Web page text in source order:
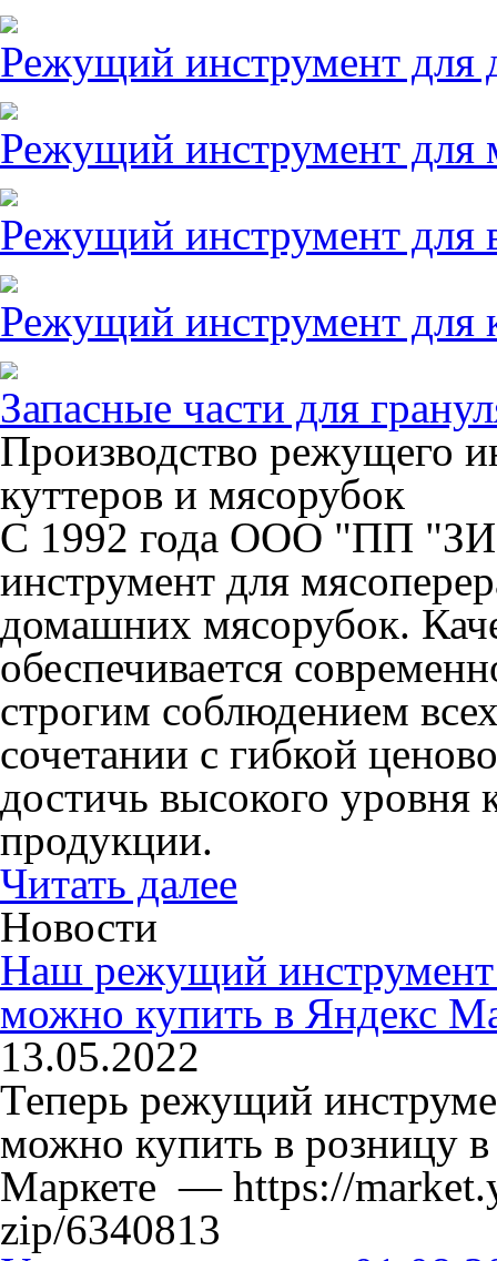
Режущий инструмент для
Режущий инструмент для
Режущий инструмент для
Режущий инструмент для
Запасные части для
Производство режущего
куттеров и мясорубок
С 1992 года ООО "ПП
инструмент для
домашних мясорубок.
обеспечивается
строгим соблюдением
сочетании с гибкой
достичь высокого уровня
продукции.
Читать далее
Новости
Наш режущий
можно купить в Яндекс
13.05.2022
Теперь режущий
можно купить в розницу
Маркете — https://
zip/6340813